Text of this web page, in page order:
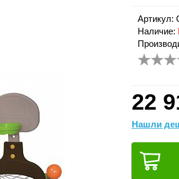
Артикул:
Наличие:
22
Нашли